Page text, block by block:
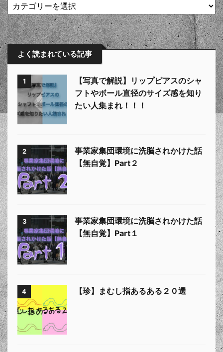
よく読まれている記事
1
【写真で解説】リップピアスのシャ
フトやボール直径のサイズ感を知り
たい人集まれ！！！
2
事業家集団環境に洗脳されかけた話
【無自覚】Part２
3
事業家集団環境に洗脳されかけた話
【無自覚】Part１
4 【珍】まむし指あるある２０選